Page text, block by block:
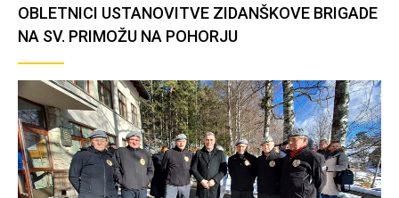
OBLETNICI USTANOVITVE ZIDANŠKOVE BRIGADE
NA SV. PRIMOŽU NA POHORJU